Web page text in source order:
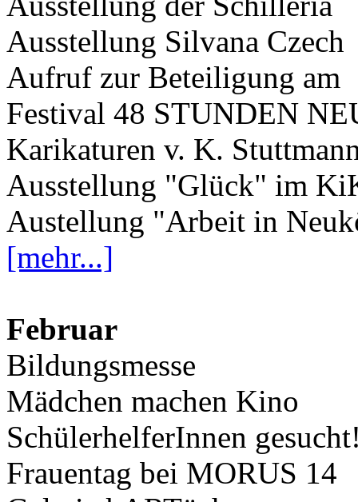
Ausstellung Silvana Czech
Aufruf zur Beteiligung am
Festival 48 STUNDEN
Karikaturen v. K.
Ausstellung "Glück" im
Austellung "Arbeit in
[mehr...]
Februar
Bildungsmesse
Mädchen machen Kino
SchülerhelferInnen
Frauentag bei MORUS 14